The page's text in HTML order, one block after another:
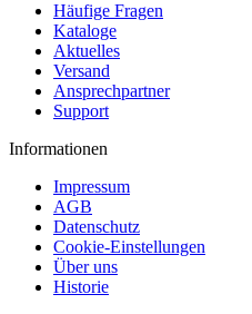
Häufige Fragen
Kataloge
Aktuelles
Versand
Ansprechpartner
Support
Informationen
Impressum
AGB
Datenschutz
Cookie-Einstellungen
Über uns
Historie